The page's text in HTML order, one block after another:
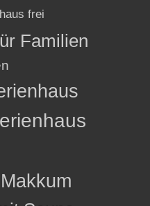
frei
Familien